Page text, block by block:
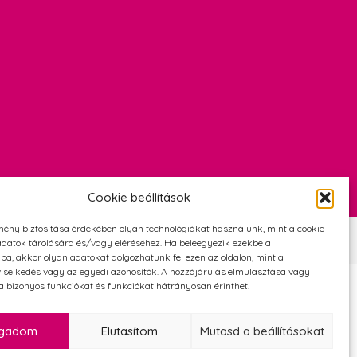
Cookie beállítások
biztosítása érdekében olyan technológiákat használunk, mint a cookie-
tárolására és/vagy eléréséhez. Ha beleegyezik ezekbe a
akkor olyan adatokat dolgozhatunk fel ezen az oldalon, mint a
vagy az egyedi azonosítók. A hozzájárulás elmulasztása vagy
bizonyos funkciókat és funkciókat hátrányosan érinthet.
Elutasítom Mutasd a beállításokat
FeltételekAdatvédelmi és cookie tájékoztató